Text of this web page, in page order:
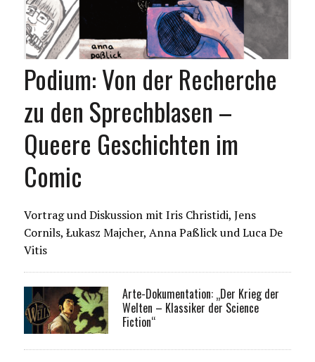
Podium: Von der Recherche
zu den Sprechblasen –
Queere Geschichten im
Comic
Vortrag und Diskussion mit Iris Christidi, Jens
Cornils, Łukasz Majcher, Anna Paßlick und Luca De
Vitis
Arte-Dokumentation: „Der Krieg der
Welten – Klassiker der Science
Fiction“